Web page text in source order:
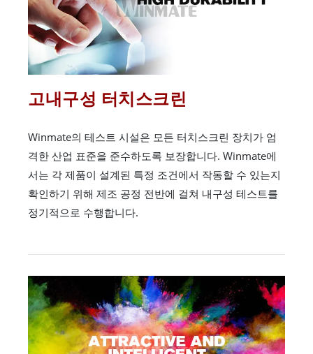
고내구성 터치스크린
Winmate의 테스트 시설은 모든 터치스크린 장치가 엄
격한 산업 표준을 준수하도록 보장합니다. Winmate에
서는 각 제품이 설계된 특정 조건에서 작동할 수 있는지
확인하기 위해 제조 공정 전반에 걸쳐 내구성 테스트를
정기적으로 수행합니다.